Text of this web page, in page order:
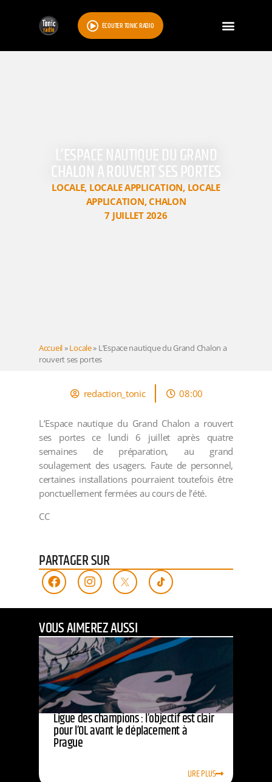
ÉCOUTER TONIC RADIO
L’ESPACE NAUTIQUE DU GRAND
CHALON A ROUVERT SES PORTES
LOCALE, LOCALE APPLICATION, LOCALE
APPLICATION,CHALON
7 JUILLET 2026
Accueil»Locale» L’Espace nautique du Grand Chalon a
rouvert ses portes
redaction_tonic 08:00
L’Espace nautique du Grand Chalon a rouvert
ses portes ce lundi 6 juillet après quatre
semaines de préparation, au grand
soulagement des usagers. Faute de personnel,
certaines installations pourraient toutefois être
ponctuellement fermées au cours de l’été.
CC
PARTAGER SUR
VOUS AIMEREZ AUSSI
Ligue des champions : l’objectif est clair
pour l’OL avant le déplacement à
Prague
LIRE PLUS